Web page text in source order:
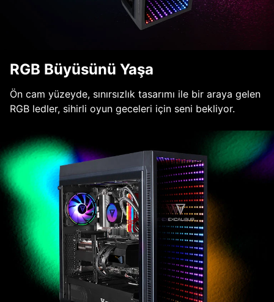
RGB Büyüsünü Yaşa
Ön cam yüzeyde, sınırsızlık tasarımı ile bir araya gelen
RGB ledler, sihirli oyun geceleri için seni bekliyor.